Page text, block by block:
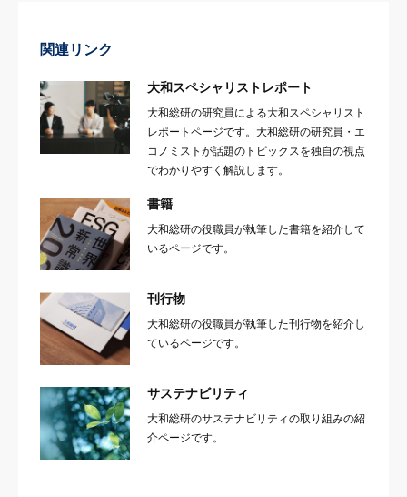
関連リンク
大和スペシャリストレポート
大和総研の研究員による大和スペシャリスト
レポートページです。大和総研の研究員・エ
コノミストが話題のトピックスを独自の視点
でわかりやすく解説します。
書籍
大和総研の役職員が執筆した書籍を紹介して
いるページです。
刊行物
大和総研の役職員が執筆した刊行物を紹介し
ているページです。
サステナビリティ
大和総研のサステナビリティの取り組みの紹
介ページです。